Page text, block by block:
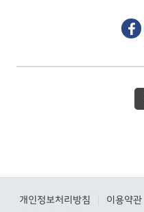
개인정보처리방침 이용약관